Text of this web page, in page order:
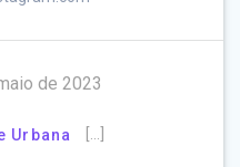
de 2023
Urbana